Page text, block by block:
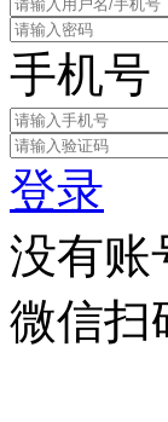
手机号
登录
没有账
微信扫